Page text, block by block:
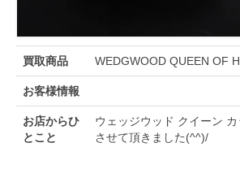
買取商品 WEDGWOOD QUEEN OF
お客様情報
お店からひ
とこと
ウェッジウッド クイーン
させて頂きました(^^)/